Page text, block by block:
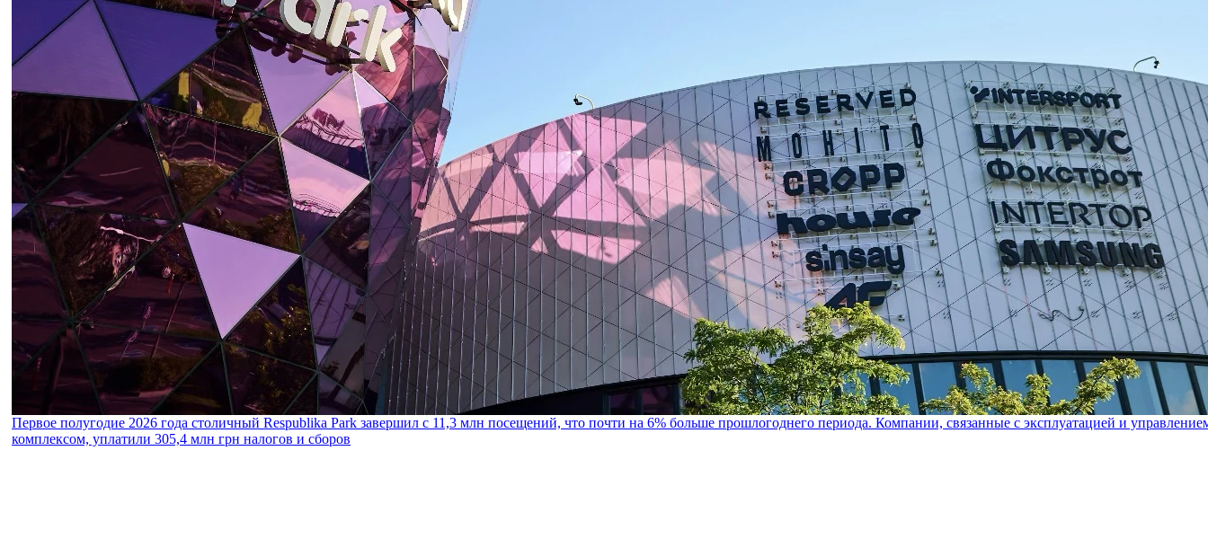
Первое полугодие 2026 года столичный Respublika Park завершил с 11,3 млн посещений, что почти на 6% больше прошлогоднего периода. Компании, связанные с эксплуатацией и
комплексом, уплатили 305,4 млн грн налогов и сборов